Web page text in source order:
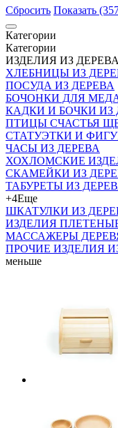
Сбросить Показать
Категории
Категории
ИЗДЕЛИЯ ИЗ ДЕРЕВА
ХЛЕБНИЦЫ ИЗ
ПОСУДА ИЗ ДЕРЕВА
БОЧОНКИ ДЛЯ
КАДКИ И БОЧКИ ИЗ
ПТИЦЫ СЧАСТЬЯ
СТАТУЭТКИ И
ЧАСЫ ИЗ ДЕРЕВА
ХОХЛОМСКИЕ
СКАМЕЙКИ ИЗ
ТАБУРЕТЫ ИЗ
+4Еще
ШКАТУЛКИ ИЗ
ИЗДЕЛИЯ
МАССАЖЕРЫ
ПРОЧИЕ ИЗДЕЛИЯ
меньше